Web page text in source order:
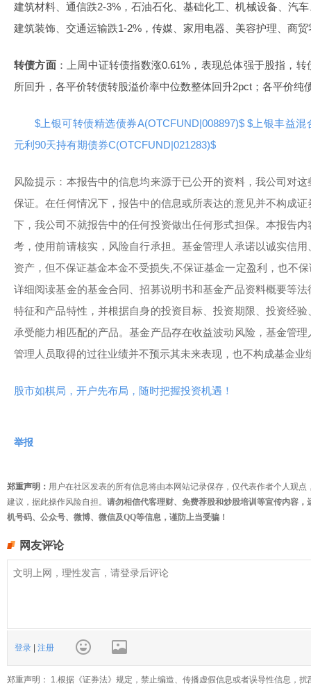
建筑材料、通信跌2-3%，石油石化、基础化工、机械设备、汽
建筑装饰、交通运输跌1-2%，传媒、家用电器、美容护理、商
转债方面：上周中证转债指数涨0.61%，表现总体强于股指，
所回升，各平价转债转股溢价率中位数整体回升2pct；各平价纯
$上银可转债精选债券A(OTCFUND|008897)$ $上银丰益混
元利90天持有期债券C(OTCFUND|021283)$
风险提示：本报告中的信息均来源于已公开的资料，我公司对
保证。在任何情况下，报告中的信息或所表达的意见并不构成
下，我公司不就报告中的任何投资做出任何形式担保。本报告
考，使用前请核实，风险自行承担。基金管理人承诺以诚实信
资产，但不保证基金本金不受损失,不保证基金一定盈利，也不
详细阅读基金的基金合同、招募说明书和基金产品资料概要等
特征和产品特性，并根据自身的投资目标、投资期限、投资经
承受能力相匹配的产品。基金产品存在收益波动风险，基金管
管理人员取得的过往业绩并不预示其未来表现，也不构成基金业
股市如棋局，开户先布局，随时把握投资机遇！
举报
郑重声明： 用户在社区发表的所有信息将由本网站记录保存，仅代表作者个人观
建议，据此操作风险自担。 请勿相信代客理财、免费荐股和炒股培训等宣传内容
机号码、公众号、微博、微信及QQ等信息，谨防上当受骗！
网友评论
登录 注册
郑重声明： 1.根据《证券法》规定，禁止编造、传播虚假信息或者误导性信息，